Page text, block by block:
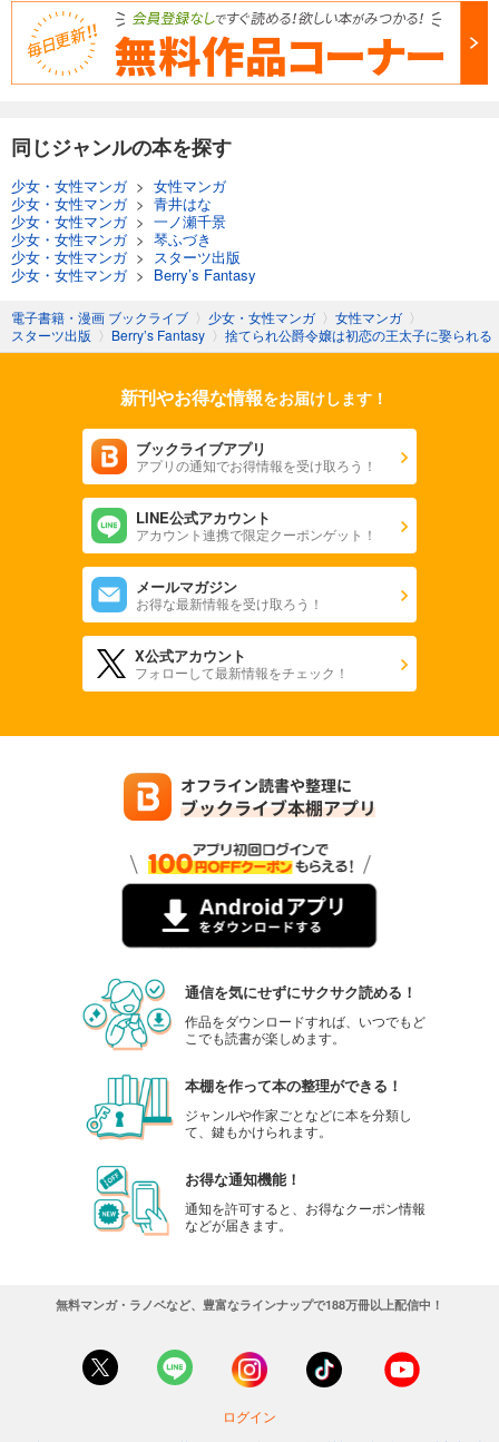
同じジャンルの本を探す
少女・女性マンガ> 女性マンガ
少女・女性マンガ> 青井はな
少女・女性マンガ> 一ノ瀬千景
少女・女性マンガ> 琴ふづき
少女・女性マンガ> スターツ出版
少女・女性マンガ> Berry’s Fantasy
電子書籍・漫画 ブックライブ 〉 少女・女性マンガ 〉 女性マンガ 〉
スターツ出版 〉 Berry’s Fantasy 〉 捨てられ公爵令嬢は初恋の王太子に娶られる
新刊やお得な情報をお届けします！
ブックライブアプリ
アプリの通知でお得情報を受け取ろう！
LINE公式アカウント
アカウント連携で限定クーポンゲット！
メールマガジン
お得な最新情報を受け取ろう！
X公式アカウント
フォローして最新情報をチェック！
通信を気にせずにサクサク読める！
作品をダウンロードすれば、いつでもど
こでも読書が楽しめます。
本棚を作って本の整理ができる！
ジャンルや作家ごとなどに本を分類し
て、鍵もかけられます。
お得な通知機能！
通知を許可すると、お得なクーポン情報
などが届きます。
無料マンガ・ラノベなど、豊富なラインナップで188万冊以上配信中！
ログイン